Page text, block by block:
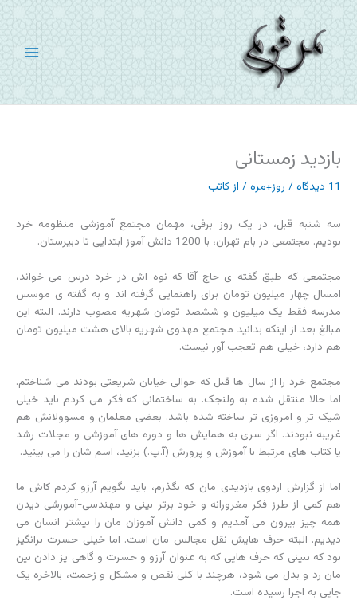
پرش
به
محتوا
بازدید زمستانی
11 دیدگاه / روز+مره / از کاتب
سه شنبه قبل، در یک روز برفی، مهمان مجتمع آموزشی منظومه خرد
بودیم. مجتمعی در بام تهران، با 1200 دانش آموز ابتدایی تا دبیرستان.
مجتمعی که طبق گفته ی حاج آقا که نوه اش در خرد درس می خواند،
امسال چهار میلیون تومان برای راهنمایی گرفته اند و به گفته ی موسس
مدرسه فقط یک میلیون و ششصد تومان شهریه مصوب دارند. البته این
مبالغ بعد از اینکه بدانید مجتمع مهدوی شهریه بالای هشت میلیون تومان
هم دارد، خیلی هم تعجب آور نیست.
مجتمع خرد را از سال ها قبل که حوالی خیابان شریعتی بودند می شناختم.
اما حالا منتقل شده به ولنجک. به ساختمانی که فکر می کردم باید خیلی
شیک تر و امروزی تر ساخته شده باشد. بعضی معلمان و مسوولانش هم
غریبه نبودند. اگر سری به همایش ها و دوره های آموزشی و مجلات رشد
یا کتاب های مرتبط با آموزش و پرورش (آ.پ.) بزنید، اسم شان را می بینید.
اما از گزارش اردوی بازدیدی مان که بگذرم، باید بگویم آرزو کردم کاش ما
هم کمی از طرز فکر مغرورانه و خود برتر بینی و مهندسی-آمورشی دیدن
همه چیز بیرون می آمدیم و کمی دانش آموزان مان را بیشتر انسان می
دیدیم. البته حرف هایش نقل مجالس مان است. اما خیلی حسرت برانگیز
بود که ببینی که حرف هایی که به عنوان آرزو و حسرت و گاهی پز دادن بین
مان رد و بدل می شود، هرچند با کلی نقص و مشکل و زحمت، بالاخره یک
جایی به اجرا رسیده است.